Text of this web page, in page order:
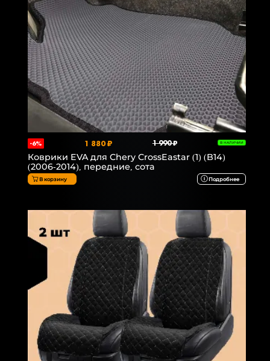
-6% 1 880 ₽ 1 990 ₽ В НАЛИЧИИ
Коврики EVA для Chery CrossEastar (1) (B14)
(2006-2014), передние, сота
В корзину Подробнее